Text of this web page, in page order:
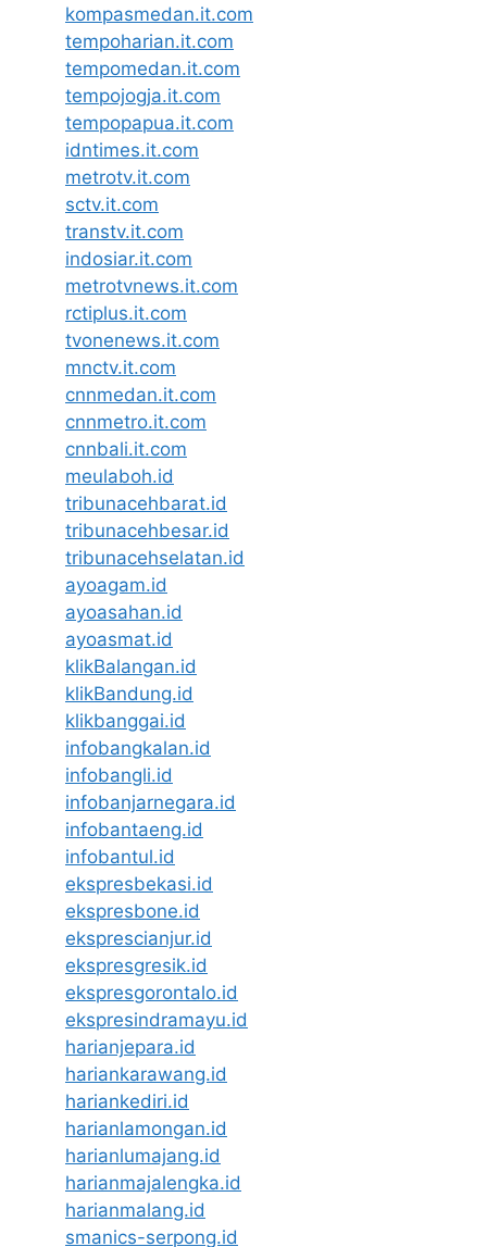
kompasmedan.it.com
tempoharian.it.com
tempomedan.it.com
tempojogja.it.com
tempopapua.it.com
idntimes.it.com
metrotv.it.com
sctv.it.com
transtv.it.com
indosiar.it.com
metrotvnews.it.com
rctiplus.it.com
tvonenews.it.com
mnctv.it.com
cnnmedan.it.com
cnnmetro.it.com
cnnbali.it.com
meulaboh.id
tribunacehbarat.id
tribunacehbesar.id
tribunacehselatan.id
ayoagam.id
ayoasahan.id
ayoasmat.id
klikBalangan.id
klikBandung.id
klikbanggai.id
infobangkalan.id
infobangli.id
infobanjarnegara.id
infobantaeng.id
infobantul.id
ekspresbekasi.id
ekspresbone.id
eksprescianjur.id
ekspresgresik.id
ekspresgorontalo.id
ekspresindramayu.id
harianjepara.id
hariankarawang.id
hariankediri.id
harianlamongan.id
harianlumajang.id
harianmajalengka.id
harianmalang.id
smanics-serpong.id